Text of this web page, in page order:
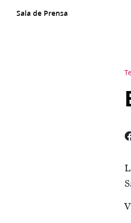
Sala de Prensa